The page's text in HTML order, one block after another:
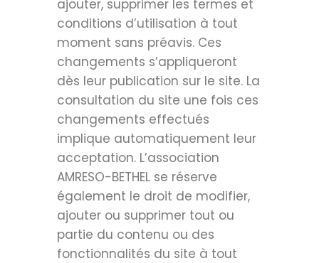
ajouter, supprimer les termes et
conditions d’utilisation à tout
moment sans préavis. Ces
changements s’appliqueront
dès leur publication sur le site. La
consultation du site une fois ces
changements effectués
implique automatiquement leur
acceptation. L’association
AMRESO-BETHEL se réserve
également le droit de modifier,
ajouter ou supprimer tout ou
partie du contenu ou des
fonctionnalités du site à tout